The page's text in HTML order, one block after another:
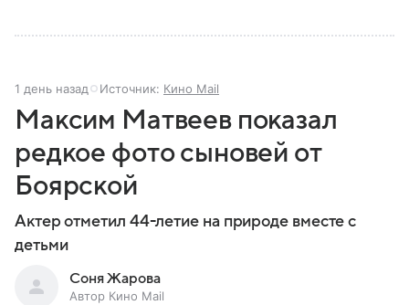
1 день назад Источник: Кино Mail
Максим Матвеев показал
редкое фото сыновей от
Боярской
Актер отметил 44-летие на природе вместе с
детьми
Соня Жарова
Автор Кино Mail